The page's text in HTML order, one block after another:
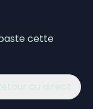
cette
au direct